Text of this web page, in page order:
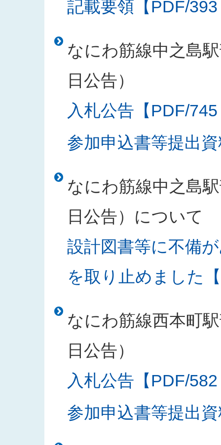
記載要領【PDF/
なにわ筋線中之島
日公告）
入札公告【PDF/
参加申込書等提出
なにわ筋線中之島
日公告）について
設計図書等に不備
を取り止めました
なにわ筋線西本町
日公告）
入札公告【PDF/
参加申込書等提出